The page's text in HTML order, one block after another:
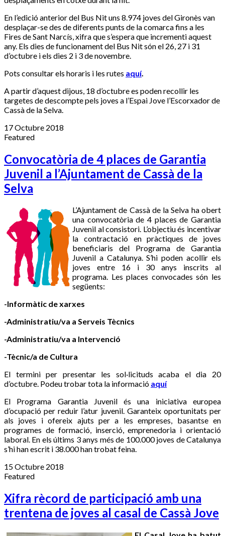
En l’edició anterior del Bus Nit uns 8.974 joves del Gironès van
desplaçar-se des de diferents punts de la comarca fins a les
Fires de Sant Narcís, xifra que s’espera que incrementi aquest
any. Els dies de funcionament del Bus Nit són el 26, 27 i 31
d’octubre i els dies 2 i 3 de novembre.
Pots consultar els horaris i les rutes aquí.
A partir d’aquest dijous, 18 d’octubre es poden recollir les
targetes de descompte pels joves a l’Espai Jove l’Escorxador de
Cassà de la Selva.
17 Octubre 2018
Featured
Convocatòria de 4 places de Garantia
Juvenil a l’Ajuntament de Cassà de la
Selva
L’Ajuntament de Cassà de la Selva ha obert
una convocatòria de 4 places de Garantia
Juvenil al consistori. L’objectiu és incentivar
la contractació en pràctiques de joves
beneficiaris del Programa de Garantia
Juvenil a Catalunya. S’hi poden acollir els
joves entre 16 i 30 anys inscrits al
programa. Les places convocades són les
següents:
-Informàtic de xarxes
-Administratiu/va a Serveis Tècnics
-Administratiu/va a Intervenció
-Tècnic/a de Cultura
El termini per presentar les sol·licituds acaba el dia 20
d’octubre. Podeu trobar tota la informació aquí
El Programa Garantia Juvenil és una iniciativa europea
d’ocupació per reduir l’atur juvenil. Garanteix oportunitats per
als joves i ofereix ajuts per a les empreses, basantse en
programes de formació, inserció, emprenedoria i orientació
laboral. En els últims 3 anys més de 100.000 joves de Catalunya
s’hi han escrit i 38.000 han trobat feina.
15 Octubre 2018
Featured
Xifra rècord de participació amb una
trentena de joves al casal de Cassà Jove